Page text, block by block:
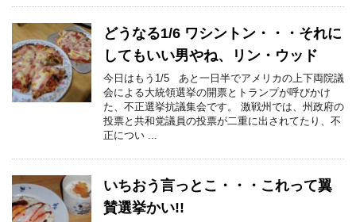
どうなる1/6 ワシントン・・・それに
してもいい男やね、リン・ウッド
今日はもう1/5 あと一日半でアメリカの上下両院議
会による大統領選挙の開票とトランプが呼びかけ
た、不正選挙抗議集会です。 激戦州では、州政府の
投票と共和党議員の投票が二重に出されてたり、不
正につい ...
いちおう言っとこ・・・これって翼
賛選挙かい!!